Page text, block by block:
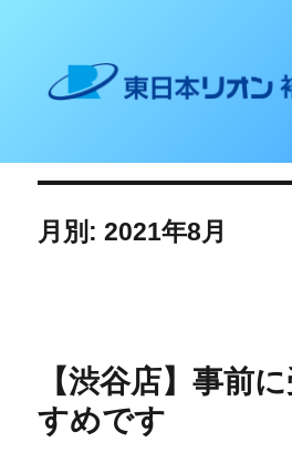
東日本リオン 補聴器
月別: 2021年8月
【渋谷店】事前
すめです